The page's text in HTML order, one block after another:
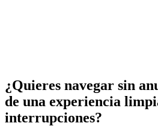
¿Quieres navegar sin
de una experiencia
interrupciones?